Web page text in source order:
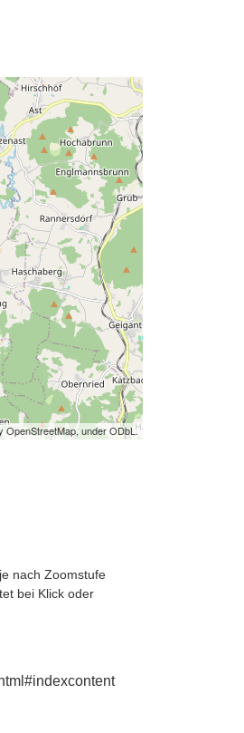
OpenStreetMap, under ODbL.
nach Zoomstufe
bei Klick oder